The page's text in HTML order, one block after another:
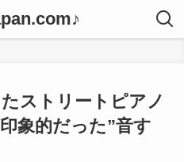
ストリートピアノ
象的だった”音す